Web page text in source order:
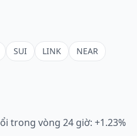
SUI LINK NEAR
trong vòng 24 giờ: +1.23%